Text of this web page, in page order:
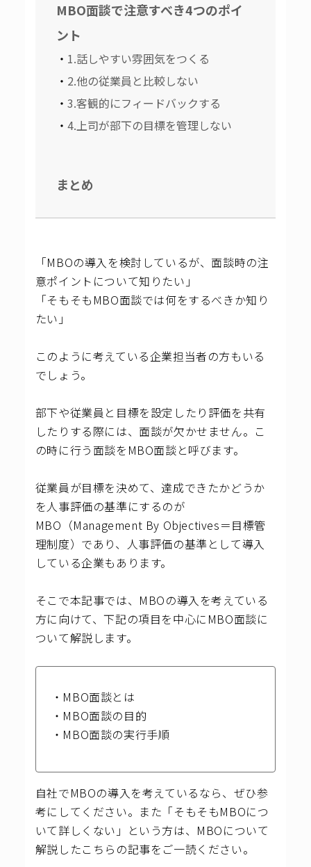
MBO面談で注意すべき4つのポイ
ント
1.話しやすい雰囲気をつくる
2.他の従業員と比較しない
3.客観的にフィードバックする
4.上司が部下の目標を管理しない
まとめ
「MBOの導入を検討しているが、面談時の注
意ポイントについて知りたい」
「そもそもMBO面談では何をするべきか知り
たい」
このように考えている企業担当者の方もいる
でしょう。
部下や従業員と目標を設定したり評価を共有
したりする際には、面談が欠かせません。こ
の時に行う面談をMBO面談と呼びます。
従業員が目標を決めて、達成できたかどうか
を人事評価の基準にするのが
MBO（Management By Objectives＝目標管
理制度）であり、人事評価の基準として導入
している企業もあります。
そこで本記事では、MBOの導入を考えている
方に向けて、下記の項目を中心にMBO面談に
ついて解説します。
・MBO面談とは
・MBO面談の目的
・MBO面談の実行手順
自社でMBOの導入を考えているなら、ぜひ参
考にしてください。 また「そもそもMBOにつ
いて詳しくない」という方は、MBOについて
解説したこちらの記事をご一読ください。